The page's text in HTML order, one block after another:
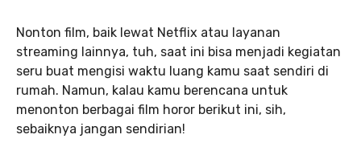
Nonton film, baik lewat Netflix atau layanan
streaming lainnya, tuh, saat ini bisa menjadi kegiatan
seru buat mengisi waktu luang kamu saat sendiri di
rumah. Namun, kalau kamu berencana untuk
menonton berbagai film horor berikut ini, sih,
sebaiknya jangan sendirian!